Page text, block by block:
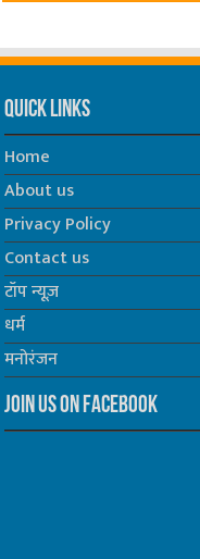
Quick Links
Home
About us
Privacy Policy
Contact us
टॉप न्यूज़
धर्म
मनोरंजन
Join us on Facebook